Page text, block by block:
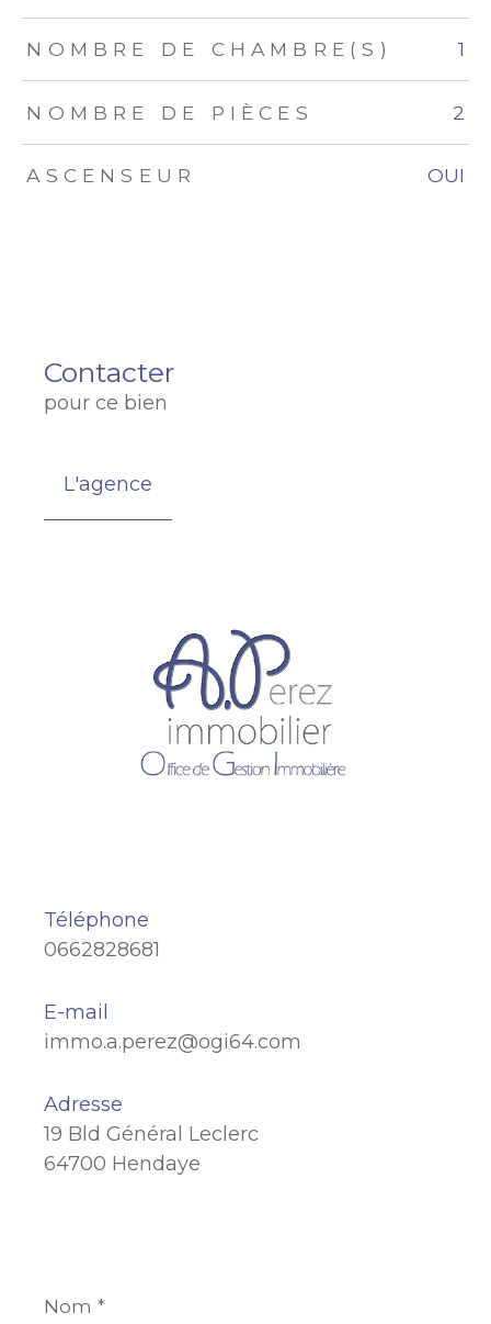
NOMBRE DE CHAMBRE(S) 1
NOMBRE DE PIÈCES 2
ASCENSEUR OUI
Contacter
pour ce bien
L'agence
Téléphone
0662828681
E-mail
immo.a.perez@ogi64.com
Adresse
19 Bld Général Leclerc
64700 Hendaye
*